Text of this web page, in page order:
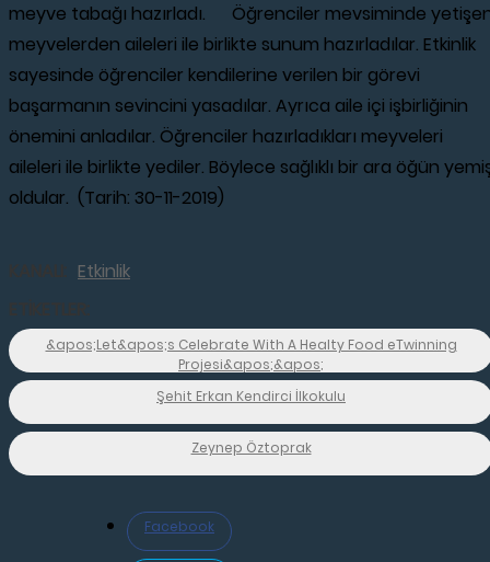
meyve tabağı hazırladı. Öğrenciler mevsiminde
meyvelerden aileleri ile birlikte sunum hazırladılar. Etkinlik
sayesinde öğrenciler kendilerine verilen bir görevi
başarmanın sevincini yasadılar. Ayrıca aile içi işbirliğinin
önemini anladılar. Öğrenciler hazırladıkları meyveleri
aileleri ile birlikte yediler. Böylece sağlıklı bir ara öğün
oldular. (Tarih: 30-11-2019)
Etkinlik
&apos;Let&apos;s Celebrate With A Healty Food eTwinning
Projesi&apos;&apos;
Şehit Erkan Kendirci İlkokulu
Zeynep Öztoprak
Facebook